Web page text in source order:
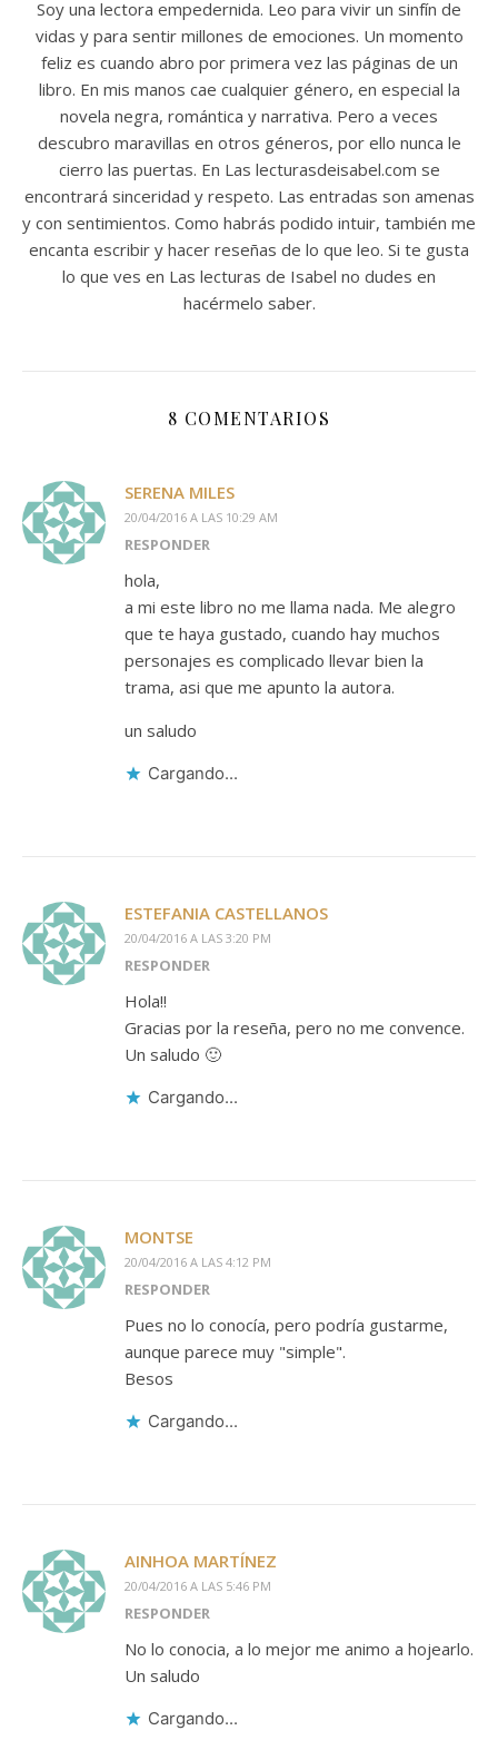
Soy una lectora empedernida. Leo para vivir un sinfín de
vidas y para sentir millones de emociones. Un momento
feliz es cuando abro por primera vez las páginas de un
libro. En mis manos cae cualquier género, en especial la
novela negra, romántica y narrativa. Pero a veces
descubro maravillas en otros géneros, por ello nunca le
cierro las puertas. En Las lecturasdeisabel.com se
encontrará sinceridad y respeto. Las entradas son amenas
y con sentimientos. Como habrás podido intuir, también me
encanta escribir y hacer reseñas de lo que leo. Si te gusta
lo que ves en Las lecturas de Isabel no dudes en
hacérmelo saber.
8 COMENTARIOS
SERENA MILES
20/04/2016 A LAS 10:29 AM
RESPONDER
hola,
a mi este libro no me llama nada. Me alegro
que te haya gustado, cuando hay muchos
personajes es complicado llevar bien la
trama, asi que me apunto la autora.
un saludo
Cargando...
ESTEFANIA CASTELLANOS
20/04/2016 A LAS 3:20 PM
RESPONDER
Hola!!
Gracias por la reseña, pero no me convence.
Un saludo 🙂
Cargando...
MONTSE
20/04/2016 A LAS 4:12 PM
RESPONDER
Pues no lo conocía, pero podría gustarme,
aunque parece muy "simple".
Besos
Cargando...
AINHOA MARTÍNEZ
20/04/2016 A LAS 5:46 PM
RESPONDER
No lo conocia, a lo mejor me animo a hojearlo.
Un saludo
Cargando...